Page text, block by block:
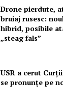
Drone pierdute,
bruiaj rusesc:
hibrid, posibile
„steag fals”
USR a cerut
se pronunțe pe